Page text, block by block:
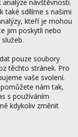
návštěvnosti.
také sdílíme s našimi
kteří je mohou
jim poskytli nebo
pouze soubory
těchto stránek. Pro
vaše svolení.
nám tak,
s používáním
kdykoliv změnit